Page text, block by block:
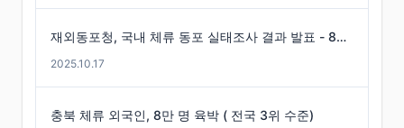
재외동포청, 국내 체류 동포 실태조사 결과 발표 - 86만 명 체류 통계 발표
2025.10.17
충북 체류 외국인, 8만 명 육박 ( 전국 3위 수준)